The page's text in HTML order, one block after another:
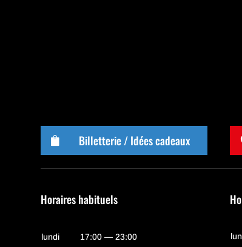
 Billetterie / Idées cadeaux
Horaires habituels
lundi
17:00 — 23:00